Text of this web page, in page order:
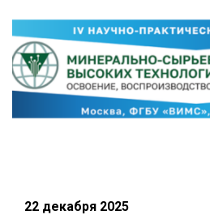
22 декабря 2025